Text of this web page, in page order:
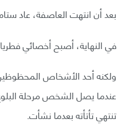
بعد أن انتهت العاصفة، عاد
في النهاية، أصبح أخصائي
ولكنه أحد الأشخاص
عندما يصل الشخص مرحلة
تنتهي تأتأته بعدما نشأت.